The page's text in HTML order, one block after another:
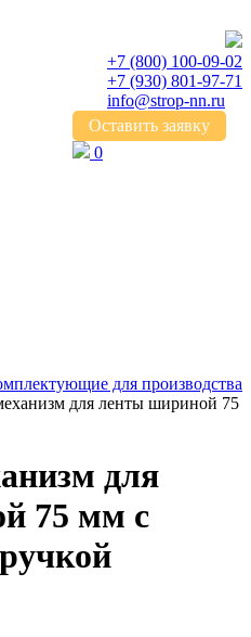
+7 (800) 100-09-02
+7 (930) 801-97-71
info@strop-nn.ru
Оставить заявку
0
для производства
для ленты шириной 75
для
75 мм с